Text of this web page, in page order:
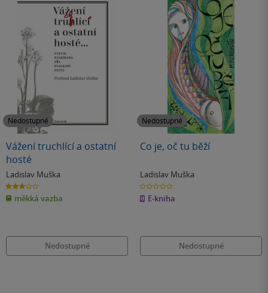
Nedostupné
Vážení truchlící a ostatní
hosté
Ladislav Muška
3.0
z
5
hvězdiček
měkká vazba
Nedostupné
Nedostupné
Co je, oč tu běží
Ladislav Muška
0.0
z
5
hvězdiček
E-kniha
Nedostupné